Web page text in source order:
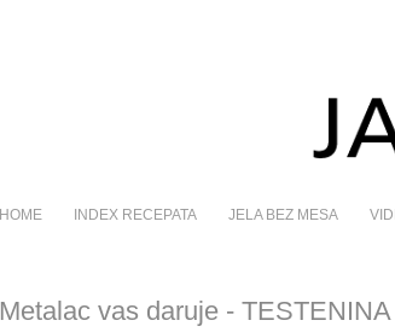
HOME INDEX RECEPATA JELA BEZ MESA
Metalac vas daruje -